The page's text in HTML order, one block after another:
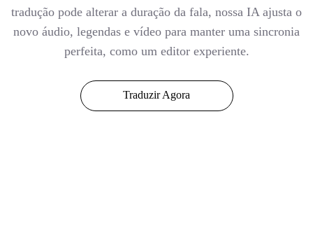
tradução pode alterar a duração da fala, nossa IA ajusta o
novo áudio, legendas e vídeo para manter uma sincronia
perfeita, como um editor experiente.
Traduzir Agora